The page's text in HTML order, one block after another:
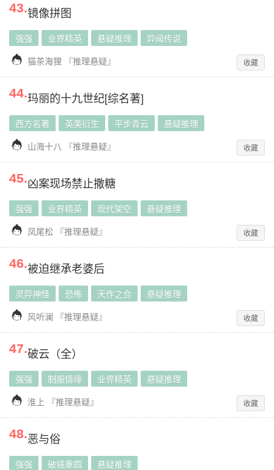
43.镜像拼图
强强 业界精英 悬疑推理 异闻传说
 猫茶海狸 『推理悬疑』 收藏
44.玛丽的十九世纪[综名著]
西方名著 英美衍生 平步青云 悬疑推理
 山海十八 『推理悬疑』 收藏
45.凶案现场禁止撒糖
强强 业界精英 现代架空 悬疑推理
 凤尾松 『推理悬疑』 收藏
46.被迫继承老婆后
灵异神怪 恐怖 天作之合 悬疑推理
 风听澜 『推理悬疑』 收藏
47.破云（全）
强强 制服情缘 业界精英 悬疑推理
 淮上 『推理悬疑』 收藏
48.恶与俗
强强 破镜重圆 悬疑推理